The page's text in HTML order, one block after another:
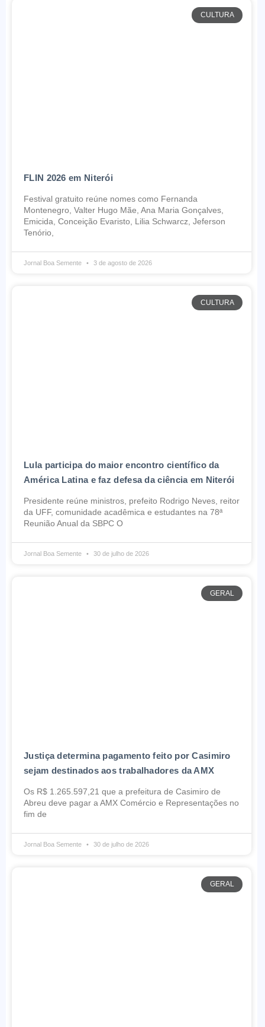
CULTURA
FLIN 2026 em Niterói
Festival gratuito reúne nomes como Fernanda
Montenegro, Valter Hugo Mãe, Ana Maria Gonçalves,
Emicida, Conceição Evaristo, Lilia Schwarcz, Jeferson
Tenório,
Jornal Boa Semente 3 de agosto de 2026
CULTURA
Lula participa do maior encontro científico da
América Latina e faz defesa da ciência em Niterói
Presidente reúne ministros, prefeito Rodrigo Neves, reitor
da UFF, comunidade acadêmica e estudantes na 78ª
Reunião Anual da SBPC O
Jornal Boa Semente 30 de julho de 2026
GERAL
Justiça determina pagamento feito por Casimiro
sejam destinados aos trabalhadores da AMX
Os R$ 1.265.597,21 que a prefeitura de Casimiro de
Abreu deve pagar a AMX Comércio e Representações no
fim de
Jornal Boa Semente 30 de julho de 2026
GERAL